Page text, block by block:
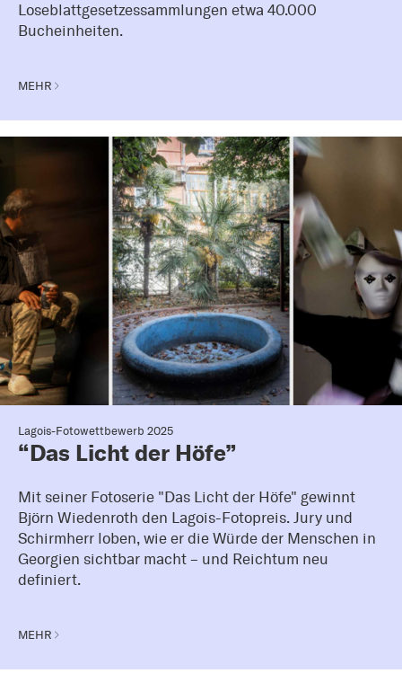
Loseblattgesetzessammlungen etwa 40.000
Bucheinheiten.
MEHR
Lagois-Fotowettbewerb 2025
“Das Licht der Höfe”
Mit seiner Fotoserie "Das Licht der Höfe" gewinnt
Björn Wiedenroth den Lagois-Fotopreis. Jury und
Schirmherr loben, wie er die Würde der Menschen in
Georgien sichtbar macht – und Reichtum neu
definiert.
MEHR